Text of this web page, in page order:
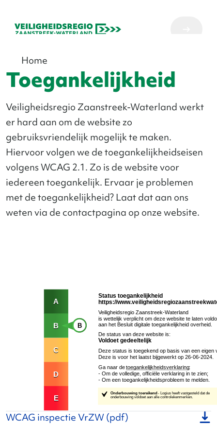
Home
Toegankelijkheid
Veiligheidsregio Zaanstreek-Waterland werkt
er hard aan om de website zo
gebruiksvriendelijk mogelijk te maken.
Hiervoor volgen we de toegankelijkheidseisen
volgens WCAG 2.1. Zo is de website voor
iedereen toegankelijk. Ervaar je problemen
met de toegankelijkheid? Laat dat aan ons
weten via de contactpagina op onze website.
WCAG inspectie VrZW (pdf)